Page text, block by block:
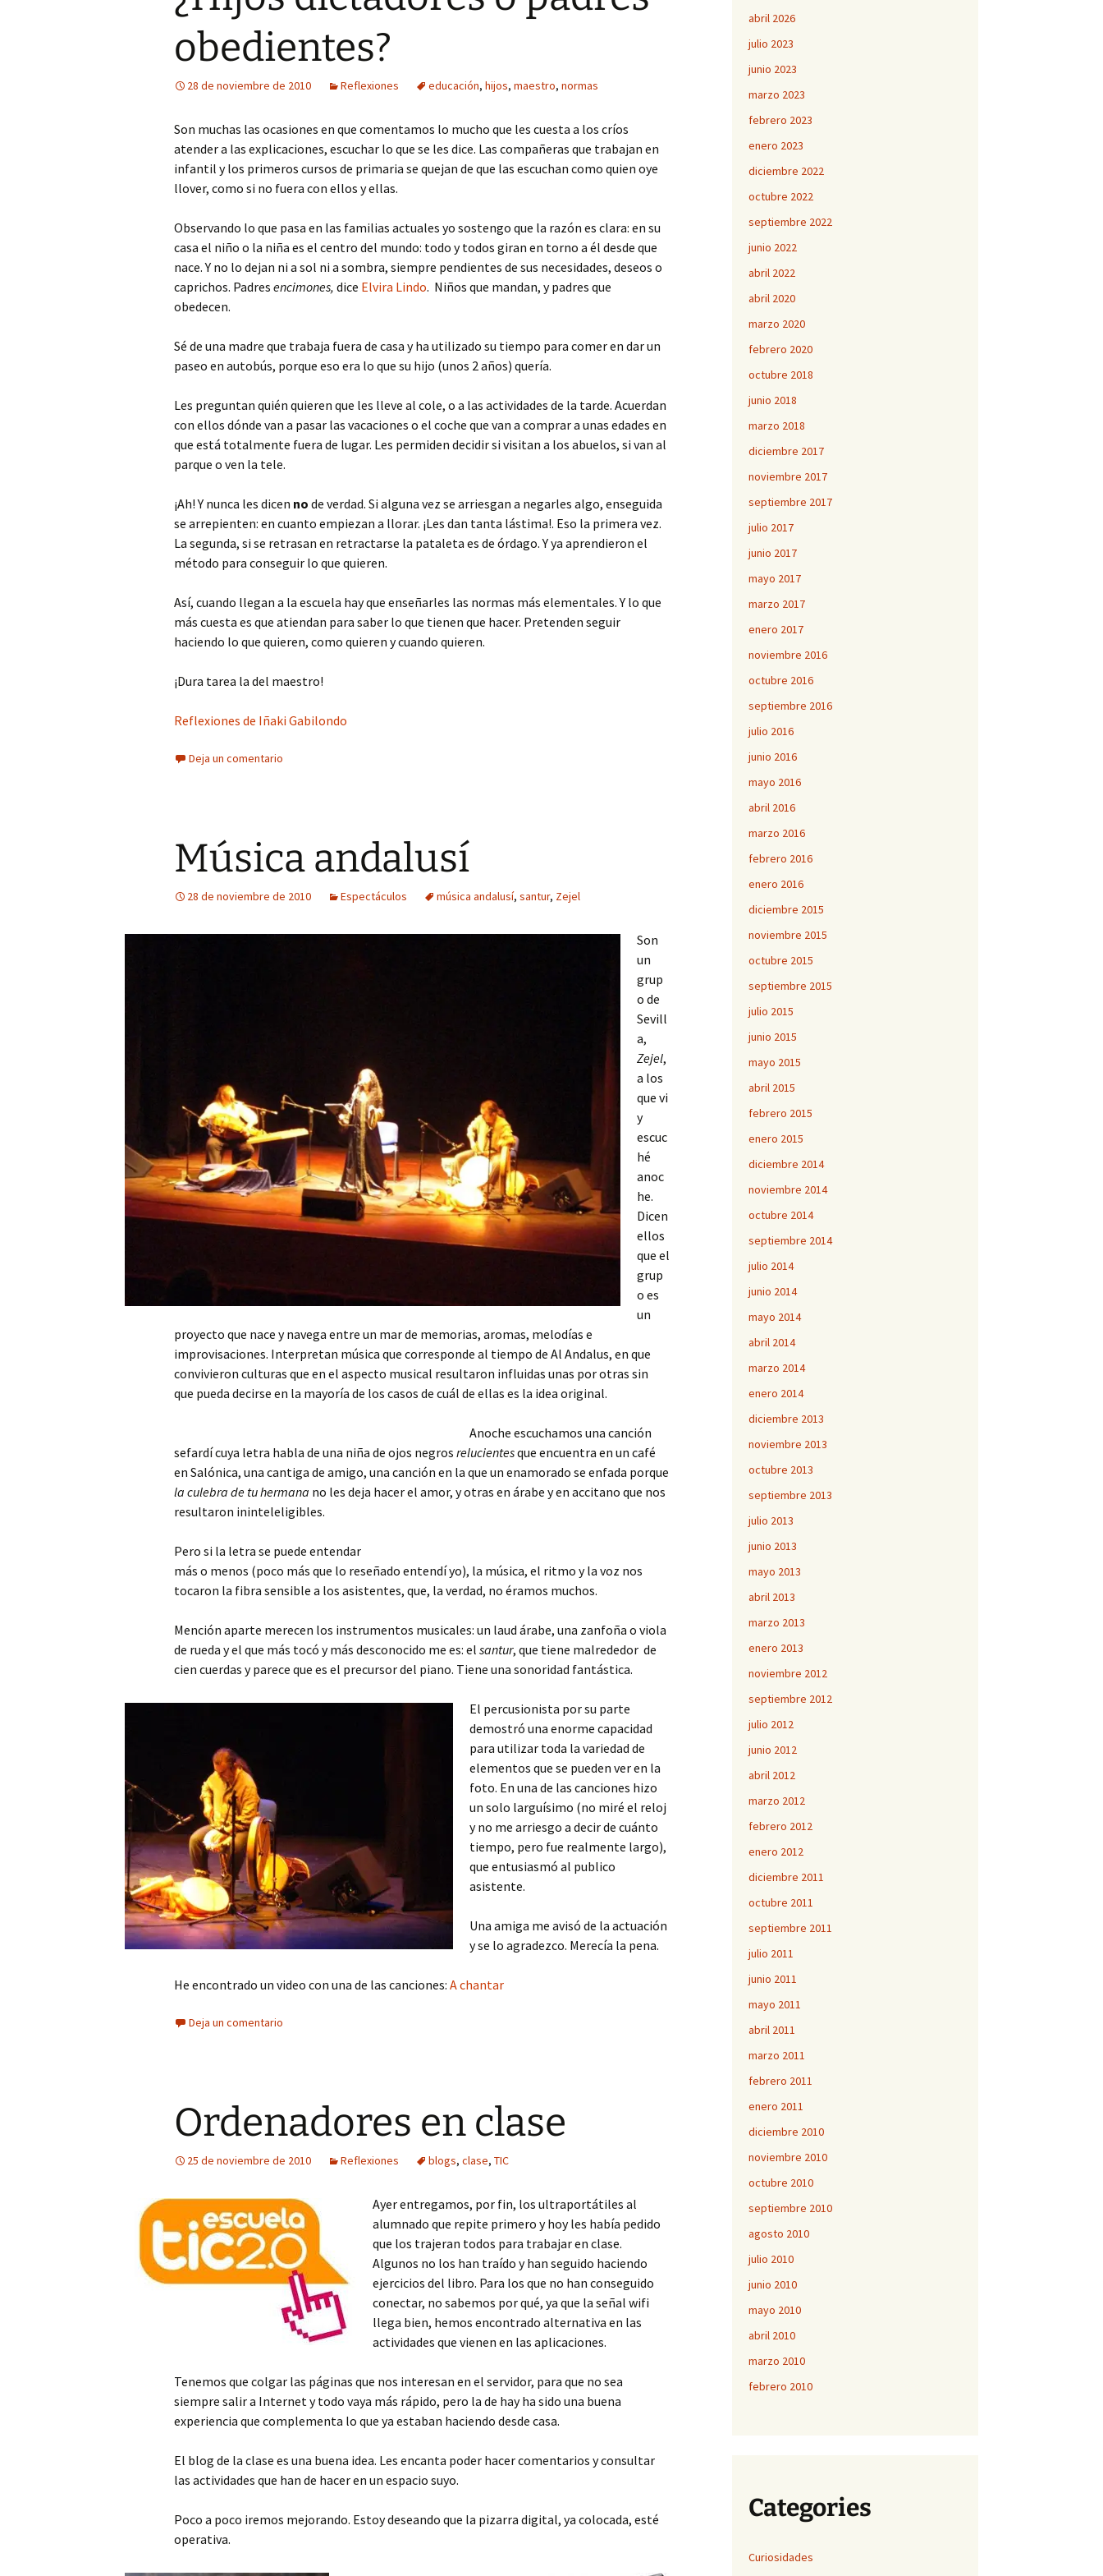
Fotos curiosas
Pintadas
Primavera
Paté de mejillones
Pestiños
Polvorones
Tarta de queso
Tiramisú
obedientes?
28 de noviembre de 2010 Reflexiones educación, hijos, maestro, normas
Son muchas las ocasiones en que comentamos lo mucho que les cuesta a los críos
atender a las explicaciones, escuchar lo que se les dice. Las compañeras que trabajan en
infantil y los primeros cursos de primaria se quejan de que las escuchan como quien oye
llover, como si no fuera con ellos y ellas.
Observando lo que pasa en las familias actuales yo sostengo que la razón es clara: en su
casa el niño o la niña es el centro del mundo: todo y todos giran en torno a él desde que
nace. Y no lo dejan ni a sol ni a sombra, siempre pendientes de sus necesidades, deseos o
caprichos. Padres encimones, dice Elvira Lindo. Niños que mandan, y padres que
obedecen.
Sé de una madre que trabaja fuera de casa y ha utilizado su tiempo para comer en dar un
paseo en autobús, porque eso era lo que su hijo (unos 2 años) quería.
Les preguntan quién quieren que les lleve al cole, o a las actividades de la tarde. Acuerdan
con ellos dónde van a pasar las vacaciones o el coche que van a comprar a unas edades en
que está totalmente fuera de lugar. Les permiden decidir si visitan a los abuelos, si van al
parque o ven la tele.
¡Ah! Y nunca les dicen no de verdad. Si alguna vez se arriesgan a negarles algo, enseguida
se arrepienten: en cuanto empiezan a llorar. ¡Les dan tanta lástima!. Eso la primera vez.
La segunda, si se retrasan en retractarse la pataleta es de órdago. Y ya aprendieron el
método para conseguir lo que quieren.
Así, cuando llegan a la escuela hay que enseñarles las normas más elementales. Y lo que
más cuesta es que atiendan para saber lo que tienen que hacer. Pretenden seguir
haciendo lo que quieren, como quieren y cuando quieren.
¡Dura tarea la del maestro!
Reflexiones de Iñaki Gabilondo
Deja un comentario
Música andalusí
28 de noviembre de 2010 Espectáculos música andalusí, santur, Zejel
Son
un
grup
o de
Sevill
a,
Zejel,
a los
que vi
y
escuc
hé
anoc
he.
Dicen
ellos
que el
grup
o es
un
proyecto que nace y navega entre un mar de memorias, aromas, melodías e
improvisaciones. Interpretan música que corresponde al tiempo de Al Andalus, en que
convivieron culturas que en el aspecto musical resultaron influidas unas por otras sin
que pueda decirse en la mayoría de los casos de cuál de ellas es la idea original.
Anoche escuchamos una canción
sefardí cuya letra habla de una niña de ojos negros relucientesque encuentra en un café
en Salónica, una cantiga de amigo, una canción en la que un enamorado se enfada porque
la culebra de tu hermana no les deja hacer el amor, y otras en árabe y en accitano que nos
resultaron ininteleligibles.
Pero si la letra se puede entendar
más o menos (poco más que lo reseñado entendí yo), la música, el ritmo y la voz nos
tocaron la fibra sensible a los asistentes, que, la verdad, no éramos muchos.
Mención aparte merecen los instrumentos musicales: un laud árabe, una zanfoña o viola
de rueda y el que más tocó y más desconocido me es: el santur, que tiene malrededor de
cien cuerdas y parece que es el precursor del piano. Tiene una sonoridad fantástica.
El percusionista por su parte
demostró una enorme capacidad
para utilizar toda la variedad de
elementos que se pueden ver en la
foto. En una de las canciones hizo
un solo larguísimo (no miré el reloj
y no me arriesgo a decir de cuánto
tiempo, pero fue realmente largo),
que entusiasmó al publico
asistente.
Una amiga me avisó de la actuación
y se lo agradezco. Merecía la pena.
He encontrado un video con una de las canciones: A chantar
Deja un comentario
Ordenadores en clase
25 de noviembre de 2010 Reflexiones blogs, clase, TIC
Ayer entregamos, por fin, los ultraportátiles al
alumnado que repite primero y hoy les había pedido
que los trajeran todos para trabajar en clase.
Algunos no los han traído y han seguido haciendo
ejercicios del libro. Para los que no han conseguido
conectar, no sabemos por qué, ya que la señal wifi
llega bien, hemos encontrado alternativa en las
actividades que vienen en las aplicaciones.
Tenemos que colgar las páginas que nos interesan en el servidor, para que no sea
siempre salir a Internet y todo vaya más rápido, pero la de hay ha sido una buena
experiencia que complementa lo que ya estaban haciendo desde casa.
El blog de la clase es una buena idea. Les encanta poder hacer comentarios y consultar
las actividades que han de hacer en un espacio suyo.
Poco a poco iremos mejorando. Estoy deseando que la pizarra digital, ya colocada, esté
operativa.
abril 2026
julio 2023
junio 2023
marzo 2023
febrero 2023
enero 2023
diciembre 2022
octubre 2022
septiembre 2022
junio 2022
abril 2022
abril 2020
marzo 2020
febrero 2020
octubre 2018
junio 2018
marzo 2018
diciembre 2017
noviembre 2017
septiembre 2017
julio 2017
junio 2017
mayo 2017
marzo 2017
enero 2017
noviembre 2016
octubre 2016
septiembre 2016
julio 2016
junio 2016
mayo 2016
abril 2016
marzo 2016
febrero 2016
enero 2016
diciembre 2015
noviembre 2015
octubre 2015
septiembre 2015
julio 2015
junio 2015
mayo 2015
abril 2015
febrero 2015
enero 2015
diciembre 2014
noviembre 2014
octubre 2014
septiembre 2014
julio 2014
junio 2014
mayo 2014
abril 2014
marzo 2014
enero 2014
diciembre 2013
noviembre 2013
octubre 2013
septiembre 2013
julio 2013
junio 2013
mayo 2013
abril 2013
marzo 2013
enero 2013
noviembre 2012
septiembre 2012
julio 2012
junio 2012
abril 2012
marzo 2012
febrero 2012
enero 2012
diciembre 2011
octubre 2011
septiembre 2011
julio 2011
junio 2011
mayo 2011
abril 2011
marzo 2011
febrero 2011
enero 2011
diciembre 2010
noviembre 2010
octubre 2010
septiembre 2010
agosto 2010
julio 2010
junio 2010
mayo 2010
abril 2010
marzo 2010
febrero 2010
Categories
Curiosidades